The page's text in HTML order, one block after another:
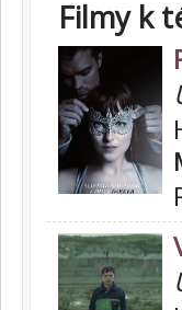
Filmy k